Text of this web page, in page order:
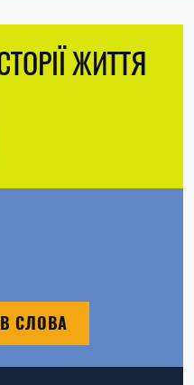
ЖИТТЯ
СЛОВА